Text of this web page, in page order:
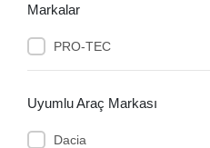
Markalar
PRO-TEC
Uyumlu Araç Markası
Dacia